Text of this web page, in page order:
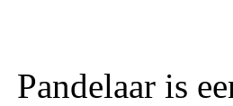
Pandelaar is